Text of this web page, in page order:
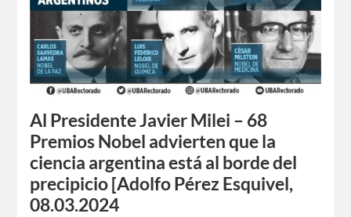
Al Presidente Javier Milei – 68
Premios Nobel advierten que la
ciencia argentina está al borde del
precipicio [Adolfo Pérez Esquivel,
08.03.2024